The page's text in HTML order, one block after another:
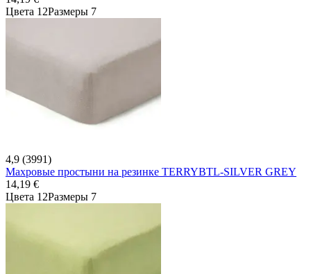
Цвета 12Размеры 7
4,9 (3991)
Махровые простыни на резинке TERRYBTL-SILVER GREY
14,19 €
Цвета 12Размеры 7